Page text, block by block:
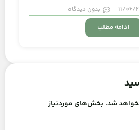
11/06/ بدون دیدگاه
ادامه مطلب
شد. بخش‌های موردنیاز